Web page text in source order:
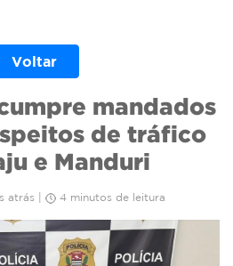
Voltar
mandados
de tráfico
e Manduri
atrás | 4 minutos de leitura